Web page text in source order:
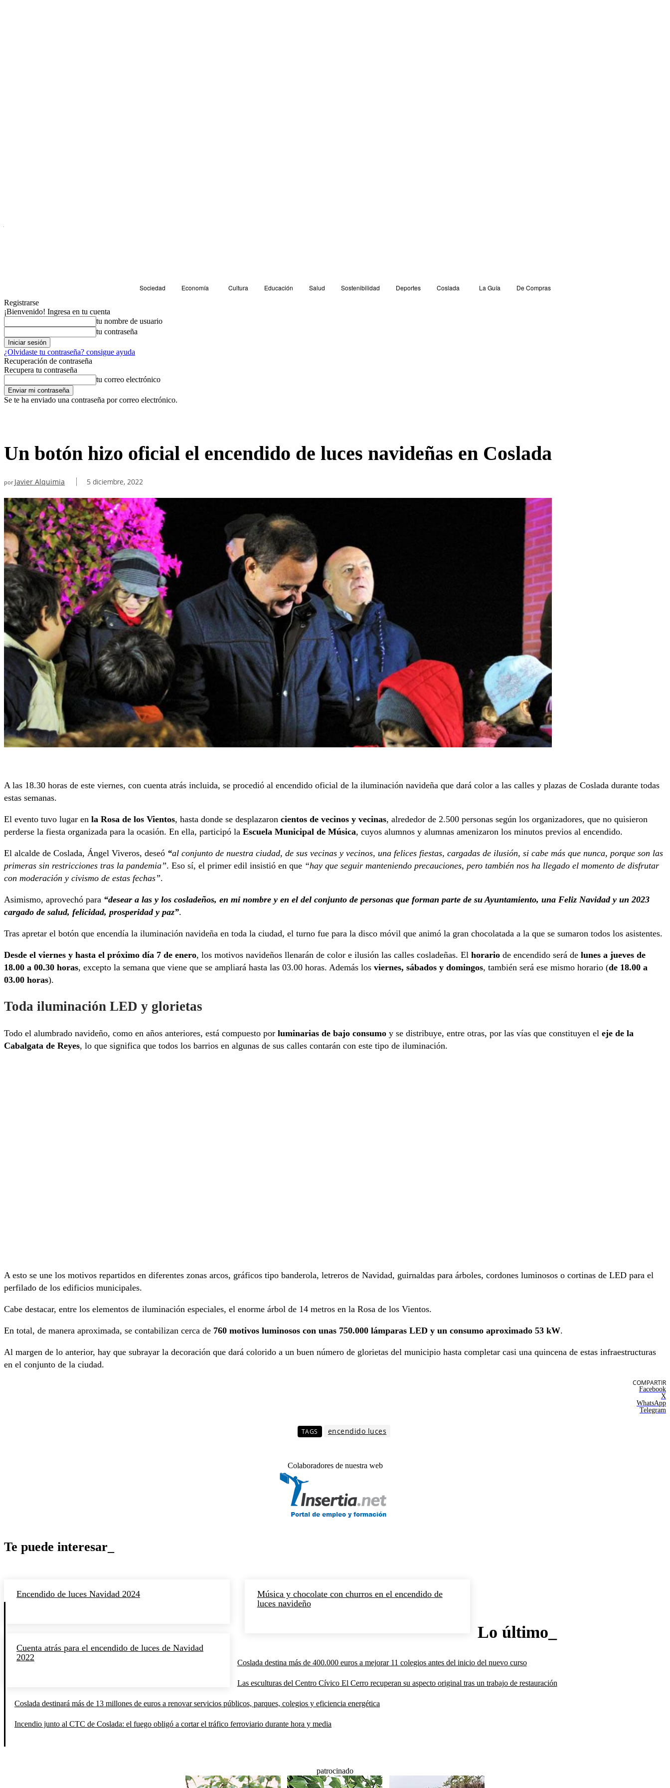
Sociedad Economía Cultura Educación Salud Sostenibilidad Deportes Coslada La Guía
De Compras
Registrarse
¡Bienvenido! Ingresa en tu cuenta
tu nombre de usuario
tu contraseña
¿Olvidaste tu contraseña? consigue ayuda
Recuperación de contraseña
Recupera tu contraseña
tu correo electrónico
Se te ha enviado una contraseña por correo electrónico.
Un botón hizo oficial el encendido de luces navideñas en Coslada
por Javier Alquimia 5 diciembre, 2022
A las 18.30 horas de este viernes, con cuenta atrás incluida, se procedió al encendido oficial de la iluminación navideña que dará color a las calles y plazas de Coslada durante todas
estas semanas.
El evento tuvo lugar en la Rosa de los Vientos, hasta donde se desplazaron cientos de vecinos y vecinas, alrededor de 2.500 personas según los organizadores, que no quisieron
perderse la fiesta organizada para la ocasión. En ella, participó la Escuela Municipal de Música, cuyos alumnos y alumnas amenizaron los minutos previos al encendido.
El alcalde de Coslada, Ángel Viveros, deseó “al conjunto de nuestra ciudad, de sus vecinas y vecinos, una felices fiestas, cargadas de ilusión, si cabe más que nunca, porque son las
primeras sin restricciones tras la pandemia”. Eso sí, el primer edil insistió en que “hay que seguir manteniendo precauciones, pero también nos ha llegado el momento de disfrutar
con moderación y civismo de estas fechas”.
Asimismo, aprovechó para “desear a las y los cosladeños, en mi nombre y en el del conjunto de personas que forman parte de su Ayuntamiento, una Feliz Navidad y un 2023
cargado de salud, felicidad, prosperidad y paz”.
Tras apretar el botón que encendía la iluminación navideña en toda la ciudad, el turno fue para la disco móvil que animó la gran chocolatada a la que se sumaron todos los asistentes.
Desde el viernes y hasta el próximo día 7 de enero, los motivos navideños llenarán de color e ilusión las calles cosladeñas. El horario de encendido será de lunes a jueves de
18.00 a 00.30 horas, excepto la semana que viene que se ampliará hasta las 03.00 horas. Además los viernes, sábados y domingos, también será ese mismo horario (de 18.00 a
03.00 horas).
Toda iluminación LED y glorietas
Todo el alumbrado navideño, como en años anteriores, está compuesto por luminarias de bajo consumo y se distribuye, entre otras, por las vías que constituyen el eje de la
Cabalgata de Reyes, lo que significa que todos los barrios en algunas de sus calles contarán con este tipo de iluminación.
A esto se une los motivos repartidos en diferentes zonas arcos, gráficos tipo banderola, letreros de Navidad, guirnaldas para árboles, cordones luminosos o cortinas de LED para el
perfilado de los edificios municipales.
Cabe destacar, entre los elementos de iluminación especiales, el enorme árbol de 14 metros en la Rosa de los Vientos.
En total, de manera aproximada, se contabilizan cerca de 760 motivos luminosos con unas 750.000 lámparas LED y un consumo aproximado 53 kW.
Al margen de lo anterior, hay que subrayar la decoración que dará colorido a un buen número de glorietas del municipio hasta completar casi una quincena de estas infraestructuras
en el conjunto de la ciudad.
COMPARTIR
Facebook
X
WhatsApp
Telegram
TAGS encendido luces
Colaboradores de nuestra web
Te puede interesar_
Encendido de luces Navidad 2024
Música y chocolate con churros en el encendido de
luces navideño
Cuenta atrás para el encendido de luces de Navidad
2022
Lo último_
Coslada destina más de 400.000 euros a mejorar 11 colegios antes del inicio del nuevo curso
Las esculturas del Centro Cívico El Cerro recuperan su aspecto original tras un trabajo de restauración
Coslada destinará más de 13 millones de euros a renovar servicios públicos, parques, colegios y eficiencia energética
Incendio junto al CTC de Coslada: el fuego obligó a cortar el tráfico ferroviario durante hora y media
patrocinado